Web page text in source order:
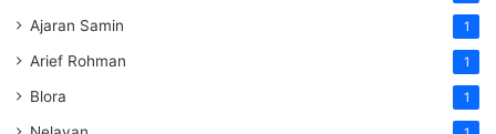
Ajaran Samin 1
Arief Rohman 1
Blora 1